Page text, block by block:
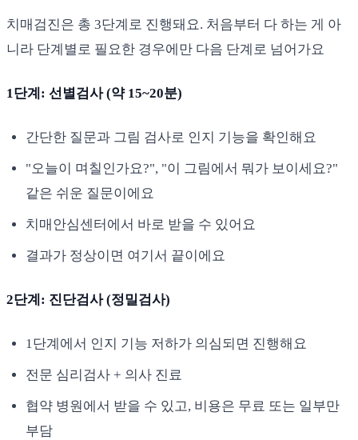
치매검진은 총 3단계로 진행돼요. 처음부터 다 하는 게 아
니라 단계별로 필요한 경우에만 다음 단계로 넘어가요
1단계: 선별검사 (약 15~20분)
간단한 질문과 그림 검사로 인지 기능을 확인해요
"오늘이 며칠인가요?", "이 그림에서 뭐가 보이세요?"
같은 쉬운 질문이에요
치매안심센터에서 바로 받을 수 있어요
결과가 정상이면 여기서 끝이에요
2단계: 진단검사 (정밀검사)
1단계에서 인지 기능 저하가 의심되면 진행해요
전문 심리검사 + 의사 진료
협약 병원에서 받을 수 있고, 비용은 무료 또는 일부만
부담